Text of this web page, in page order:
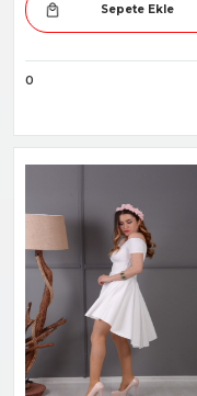
Sepete Ekle
0